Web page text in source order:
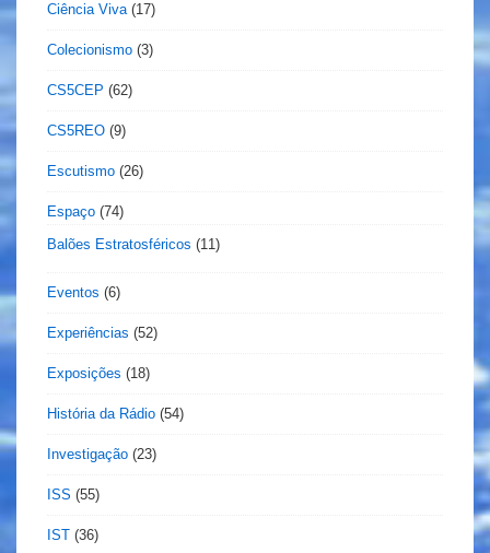
Ciência Viva(17)
Colecionismo (3)
CS5CEP (62)
CS5REO (9)
Escutismo (26)
Espaço (74)
Balões Estratosféricos (11)
Eventos (6)
Experiências (52)
Exposições (18)
História da Rádio (54)
Investigação (23)
ISS (55)
IST (36)